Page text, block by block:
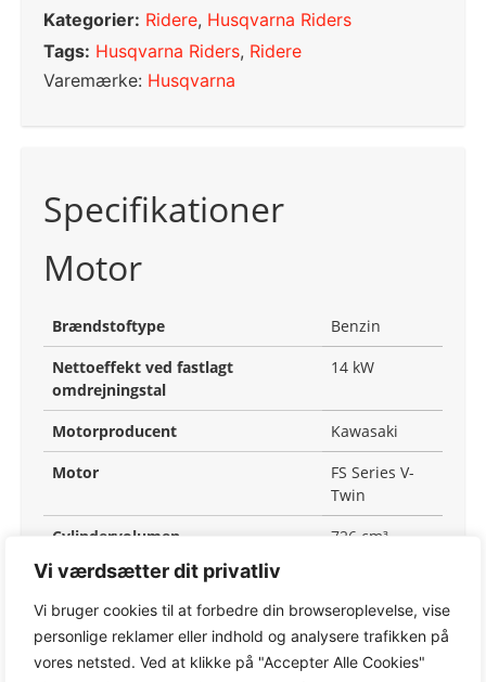
Vi værdsætter dit privatliv
Vi bruger cookies til at forbedre din browseroplevelse, vise
personlige reklamer eller indhold og analysere trafikken på
vores netsted. Ved at klikke på "Accepter Alle Cookies"
Kategorier: Ridere, Husqvarna Riders
Tags: Husqvarna Riders, Ridere
Varemærke: Husqvarna
Specifikationer
Motor
Brændstoftype
Benzin
Nettoeffekt ved fastlagt
omdrejningstal
14 kW
Motorproducent
Kawasaki
Motor
FS Series V-
Twin
Cylindervolumen
726 cm³
Cylindere
Motorkøling
Blæser/luft
Smøresystem
Tryksmøring